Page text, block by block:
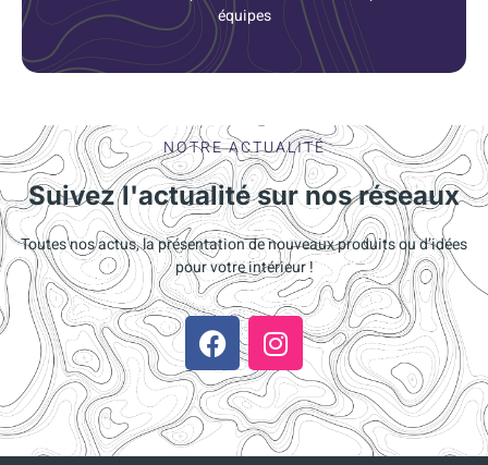
équipes
NOTRE ACTUALITÉ
Suivez l'actualité sur nos réseaux
Toutes nos actus, la présentation de nouveaux produits ou d’idées
pour votre intérieur !